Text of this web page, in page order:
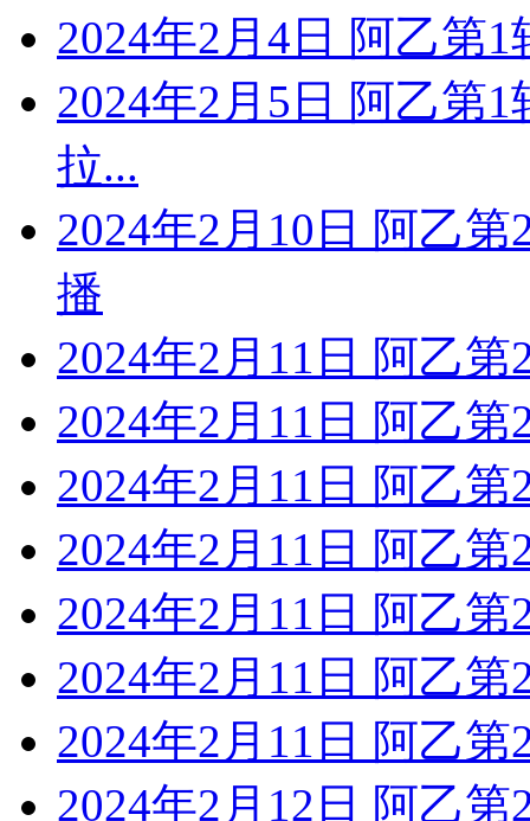
2024年2月4日 阿乙第
2024年2月5日 阿乙第
拉...
2024年2月10日 阿乙
播
2024年2月11日 阿乙
2024年2月11日 阿乙
2024年2月11日 阿乙
2024年2月11日 阿乙
2024年2月11日 阿乙
2024年2月11日 阿乙
2024年2月11日 阿乙
2024年2月12日 阿乙